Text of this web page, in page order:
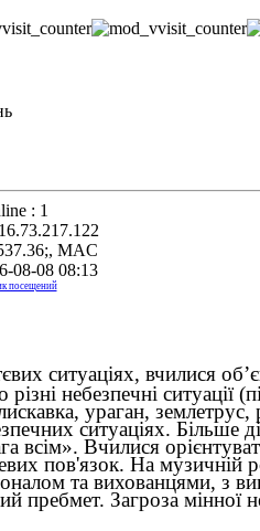
: 1
MAC
08-08 08:13
посещений
ситуаціях, вчилися
небезпечні ситуації
ураган, землетрус,
ситуаціях. Більше
Вчилися
пов'язок. На музичній
та вихованцями, з
Загроза мінної